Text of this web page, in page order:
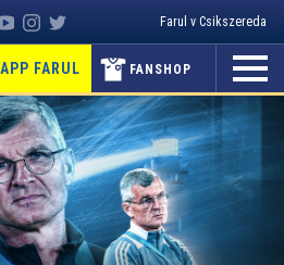
Farul v Csikszereda
APP FARUL FANSHOP